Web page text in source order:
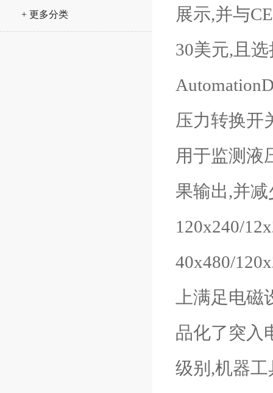
+ 更多分类
展示,并与
30美元,且
压力转换开
用于监测液
果输出,并
120x240/
40x480/
上满足电
品化了突入
级别,机器